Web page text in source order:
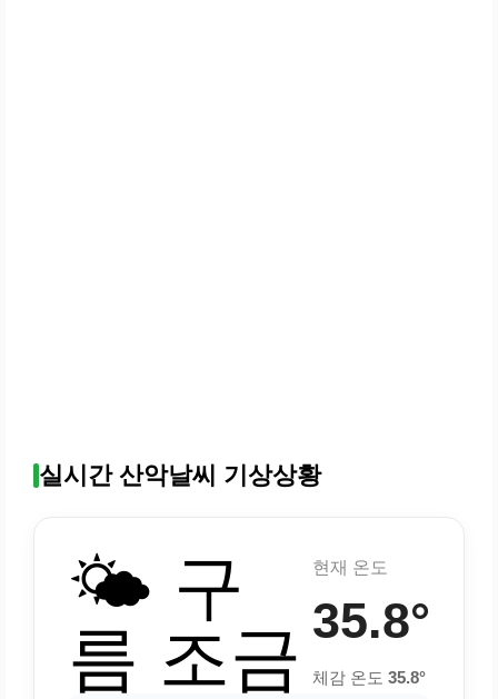
실시간 산악날씨 기상상황
🌤️ 구
름 조금
현재 온도
35.8°
체감 온도 35.8°